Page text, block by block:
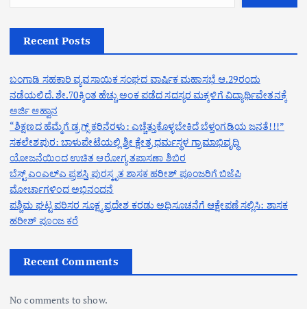
Recent Posts
ಬಂಗಾಡಿ ಸಹಕಾರಿ ವ್ಯವಸಾಯಿಕ ಸಂಘದ ವಾರ್ಷಿಕ ಮಹಾಸಭೆ ಆ.29ರಂದು
ನಡೆಯಲಿದೆ. ಶೇ.70ಕ್ಕಿಂತ ಹೆಚ್ಚು ಅಂಕ ಪಡೆದ ಸದಸ್ಯರ ಮಕ್ಕಳಿಗೆ ವಿದ್ಯಾರ್ಥಿವೇತನಕ್ಕೆ
ಅರ್ಜಿ ಆಹ್ವಾನ
“ಶಿಕ್ಷಣದ ಹೆಮ್ಮೆಗೆ ಡ್ರಗ್ಸ್ ಕರಿನೆರಳು: ಎಚ್ಚೆತ್ತುಕೊಳ್ಳಬೇಕಿದೆ ಬೆಳ್ತಂಗಡಿಯ ಜನತೆ!!!”
ಸಕಲೇಶಪುರ: ಬಾಳುಪೇಟೆಯಲ್ಲಿ ಶ್ರೀ ಕ್ಷೇತ್ರ ಧರ್ಮಸ್ಥಳ ಗ್ರಾಮಾಭಿವೃದ್ಧಿ
ಯೋಜನೆಯಿಂದ ಉಚಿತ ಆರೋಗ್ಯ ತಪಾಸಣಾ ಶಿಬಿರ
ಬೆಸ್ಟ್ ಎಂಎಲ್ಎ ಪ್ರಶಸ್ತಿ ಪುರಸ್ಕೃತ ಶಾಸಕ ಹರೀಶ್ ಪೂಂಜರಿಗೆ ಬಿಜೆಪಿ
ಮೋರ್ಚಾಗಳಿಂದ ಅಭಿನಂದನೆ
ಪಶ್ಚಿಮ ಘಟ್ಟ ಪರಿಸರ ಸೂಕ್ಷ್ಮ ಪ್ರದೇಶ ಕರಡು ಅಧಿಸೂಚನೆಗೆ ಆಕ್ಷೇಪಣೆ ಸಲ್ಲಿಸಿ: ಶಾಸಕ
ಹರೀಶ್ ಪೂಂಜ ಕರೆ
Recent Comments
No comments to show.